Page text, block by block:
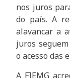
nos juros
do país. A
alavancar a
juros
o acesso das
A FIEMG